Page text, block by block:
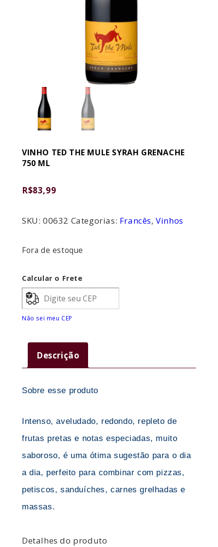
VINHO TED THE MULE SYRAH GRENACHE
750 ML
R$83,99
SKU: 00632 Categorias: Francês,Vinhos
Fora de estoque
Calcular o Frete
Não sei meu CEP
Descrição
Sobre esse produto
Intenso, aveludado, redondo, repleto de
frutas pretas e notas especiadas, muito
saboroso, é uma ótima sugestão para o dia
a dia, perfeito para combinar com pizzas,
petiscos, sanduíches, carnes grelhadas e
massas.
Detalhes do produto